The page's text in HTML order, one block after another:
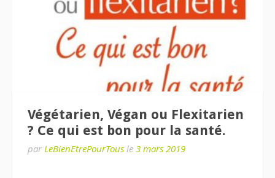
Végétarien, Végan ou Flexitarien
? Ce qui est bon pour la santé.
par LeBienEtrePourTous le 3 mars 2019